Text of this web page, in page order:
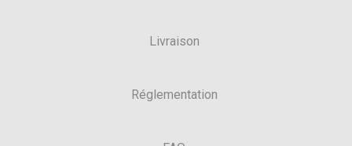
Livraison
Réglementation